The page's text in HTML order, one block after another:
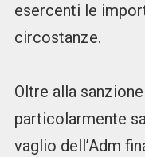
esercenti le
circostanze.
Oltre alla
particolarmente
vaglio dell’Adm